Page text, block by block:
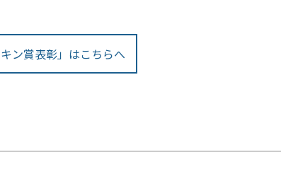
ン賞表彰」はこちらへ